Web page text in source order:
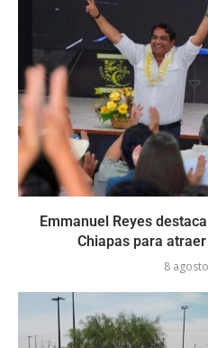
Emmanuel Reyes
Chiapas para
8